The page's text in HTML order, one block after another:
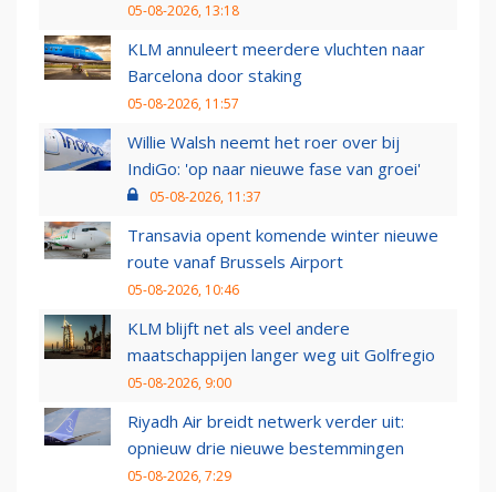
05-08-2026, 13:18
KLM annuleert meerdere vluchten naar
Barcelona door staking
05-08-2026, 11:57
Willie Walsh neemt het roer over bij
IndiGo: 'op naar nieuwe fase van groei'
05-08-2026, 11:37
Transavia opent komende winter nieuwe
route vanaf Brussels Airport
05-08-2026, 10:46
KLM blijft net als veel andere
maatschappijen langer weg uit Golfregio
05-08-2026, 9:00
Riyadh Air breidt netwerk verder uit:
opnieuw drie nieuwe bestemmingen
05-08-2026, 7:29